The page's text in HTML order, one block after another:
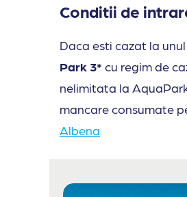
Conditii de
Daca esti cazat la
Park 3* cu regim de
nelimitata la
mancare consumate
Albena